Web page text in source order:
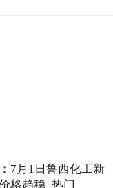
7月1日鲁西化工新
格趋稳_热门